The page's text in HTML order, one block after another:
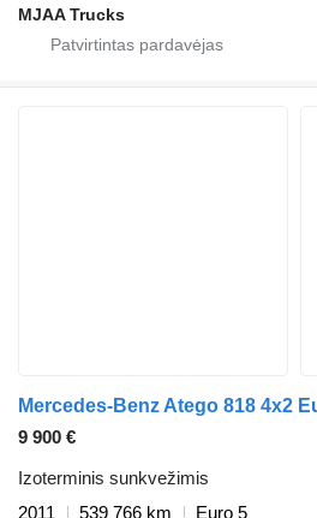
MJAA Trucks
Mercedes-Benz Atego 818 4x2
9 900 €
Izoterminis sunkvežimis
2011
539 766 km
Euro 5